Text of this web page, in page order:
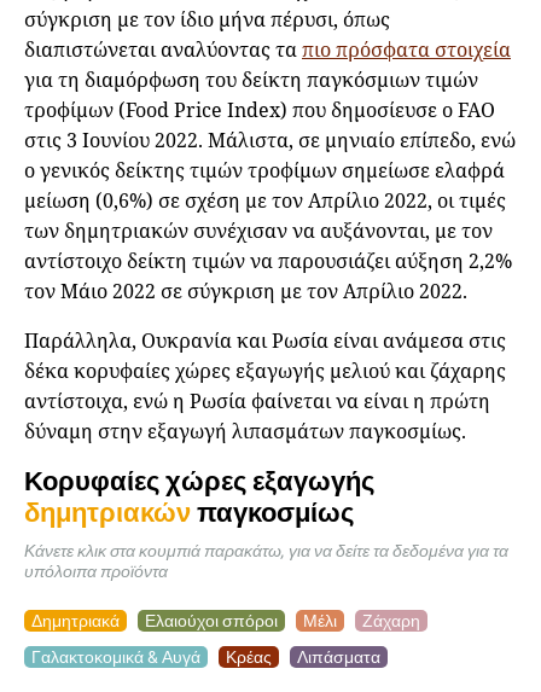
σύγκριση με τον ίδιο μήνα πέρυσι, όπως
διαπιστώνεται αναλύοντας ταπιο πρόσφατα στοιχεία
για τη διαμόρφωση του δείκτη παγκόσμιων τιμών
τροφίμων (Food Price Index) που δημοσίευσε ο FAO
στις 3 Ιουνίου 2022. Μάλιστα, σε μηνιαίο επίπεδο, ενώ
ο γενικός δείκτης τιμών τροφίμων σημείωσε ελαφρά
μείωση (0,6%) σε σχέση με τον Απρίλιο 2022, οι τιμές
των δημητριακών συνέχισαν να αυξάνονται, με τον
αντίστοιχο δείκτη τιμών να παρουσιάζει αύξηση 2,2%
τον Μάιο 2022 σε σύγκριση με τον Απρίλιο 2022.
Παράλληλα, Ουκρανία και Ρωσία είναι ανάμεσα στις
δέκα κορυφαίες χώρες εξαγωγής μελιού και ζάχαρης
αντίστοιχα, ενώ η Ρωσία φαίνεται να είναι η πρώτη
δύναμη στην εξαγωγή λιπασμάτων παγκοσμίως.